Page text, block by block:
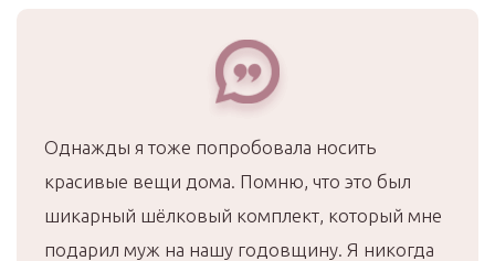
Однажды я тоже попробовала носить
красивые вещи дома. Помню, что это был
шикарный шёлковый комплект, который мне
подарил муж на нашу годовщину. Я никогда